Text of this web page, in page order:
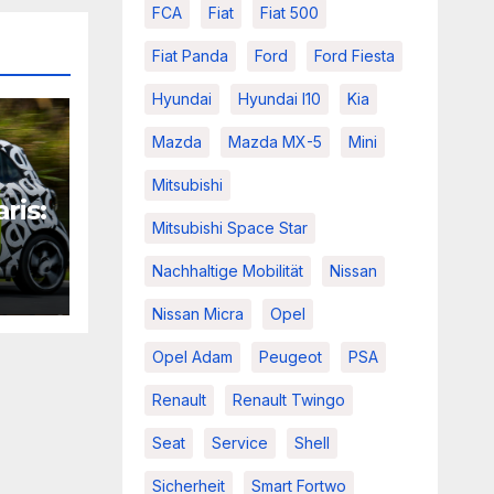
FCA Fiat Fiat 500
Fiat Panda Ford Ford Fiesta
Hyundai Hyundai I10 Kia
Mazda Mazda MX-5 Mini
Mitsubishi
Mitsubishi Space Star
Nachhaltige Mobilität Nissan
Nissan Micra Opel
Opel Adam Peugeot PSA
Renault Renault Twingo
Seat Service Shell
Sicherheit Smart Fortwo